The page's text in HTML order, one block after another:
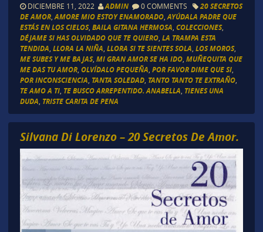
DICIEMBRE 11, 2022 ADMIN 0 COMMENTS
20 SECRETOS
DE AMOR, AMORE MIO ESTOY ENAMORADO, AYÚDALA PADRE QUE
ESTÁS EN LOS CIELOS, BAILA GITANA HERMOSA COLECCIONES,
DÉJAME SI HAS OLVIDADO QUE TE QUIERO, LA TRAMPA ESTA
TENDIDA LLORA LA NIÑA LLORA SI TE SIENTES SOLA LOS MOROS,
ME SUBES Y ME BAJAS, MI GRAN AMOR SE HA IDO, MUÑEQUITA QUE
ME DAS TU AMOR, OLVÍDALO PEQUEÑA POR FAVOR DIME QUE SI,
POR INCONSCIENCIA TANTA SOLEDAD, TANTO TANTO TE EXTRAÑO,
TE AMO A TI, TE BUSCO ARREPENTIDO. ANABELLA TIENES UNA
DUDA TRISTE CARITA DE PENA
Silvana Di Lorenzo – 20 Secretos De Amor.